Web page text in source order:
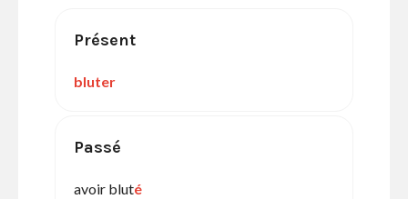
Présent
bluter
Passé
avoir bluté